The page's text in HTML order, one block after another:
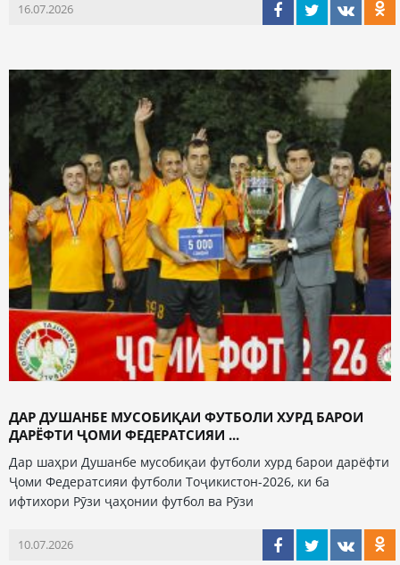
16.07.2026
ДАР ДУШАНБЕ МУСОБИҚАИ ФУТБОЛИ ХУРД БАРОИ
ДАРЁФТИ ҶОМИ ФЕДЕРАТСИЯИ ...
Дар шаҳри Душанбе мусобиқаи футболи хурд барои дарёфти
Ҷоми Федератсияи футболи Тоҷикистон-2026, ки ба
ифтихори Рӯзи ҷаҳонии футбол ва Рӯзи
10.07.2026